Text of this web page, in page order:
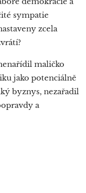
sympatie
zcela
maličko
jako potenciálně
byznys, nezařadil
a